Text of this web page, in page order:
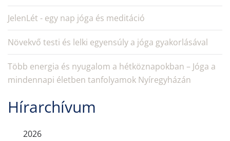
JelenLét - egy nap jóga és meditáció
Növekvő testi és lelki egyensúly a jóga gyakorlásával
Több energia és nyugalom a hétköznapokban – Jóga a
mindennapi életben tanfolyamok Nyíregyházán
Hírarchívum
2026